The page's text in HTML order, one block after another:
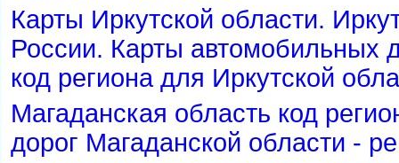
Карты Иркутской области.
России. Карты автомобильных
код региона для Иркутской
Магаданская область код
дорог Магаданской области -